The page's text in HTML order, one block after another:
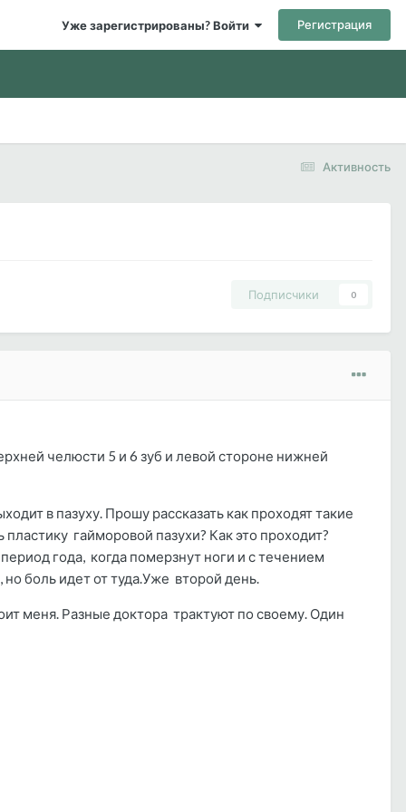
Уже зарегистрированы? Войти Регистрация
Активность
Подписчики 0
челюсти 5 и 6 зуб и левой стороне нижней
в пазуху. Прошу рассказать как проходят такие
гайморовой пазухи? Как это проходит?
года, когда померзнут ноги и с течением
боль идет от туда.Уже второй день.
меня. Разные доктора трактуют по своему. Один